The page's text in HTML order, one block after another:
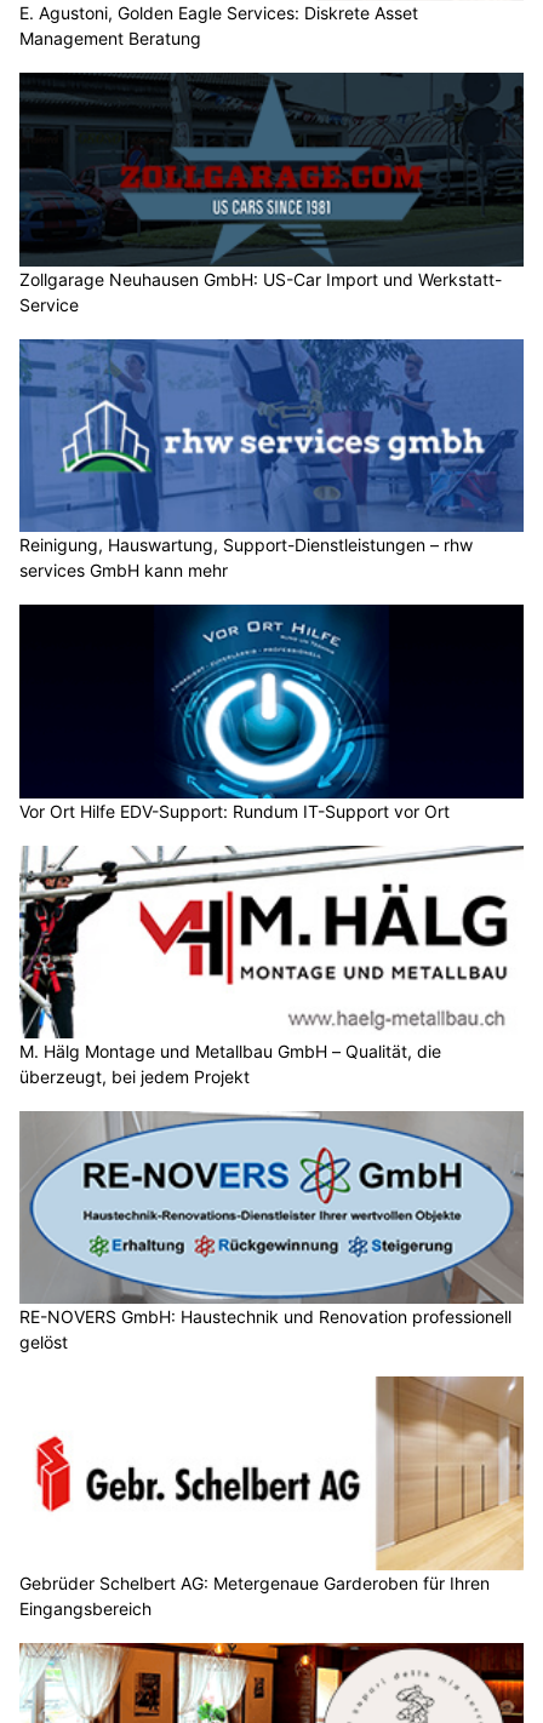
E. Agustoni, Golden Eagle Services: Diskrete Asset
Management Beratung
Zollgarage Neuhausen GmbH: US-Car Import und Werkstatt-
Service
Reinigung, Hauswartung, Support-Dienstleistungen – rhw
services GmbH kann mehr
Vor Ort Hilfe EDV-Support: Rundum IT-Support vor Ort
M. Hälg Montage und Metallbau GmbH – Qualität, die
überzeugt, bei jedem Projekt
RE-NOVERS GmbH: Haustechnik und Renovation professionell
gelöst
Gebrüder Schelbert AG: Metergenaue Garderoben für Ihren
Eingangsbereich